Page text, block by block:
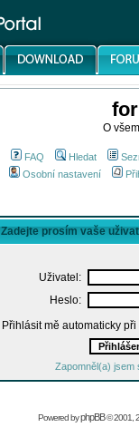
O
FAQ Hledat
Osobní nastavení
Zadejte prosím vaše
Uživatel:
Heslo:
Přihlásit mě automaticky
Zapomněl(a) jsem
Powered byphpBB© 2001,